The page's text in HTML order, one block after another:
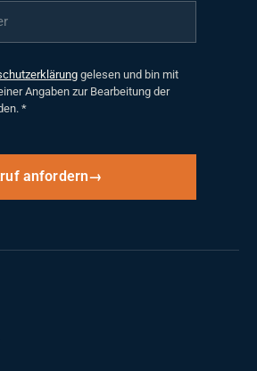
gelesen und bin mit
Angaben zur Bearbeitung der
*
anfordern